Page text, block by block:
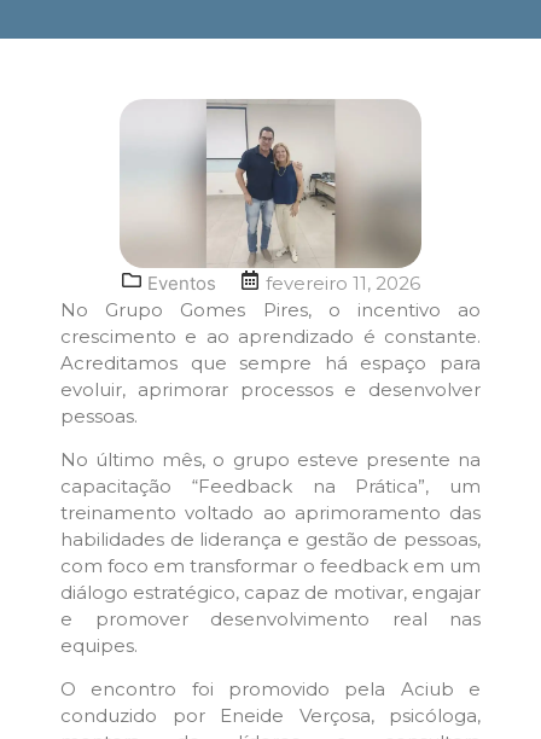
Eventos
fevereiro 11, 2026
No Grupo Gomes Pires, o incentivo ao
crescimento e ao aprendizado é constante.
Acreditamos que sempre há espaço para
evoluir, aprimorar processos e desenvolver
pessoas.
No último mês, o grupo esteve presente na
capacitação “Feedback na Prática”, um
treinamento voltado ao aprimoramento das
habilidades de liderança e gestão de pessoas,
com foco em transformar o feedback em um
diálogo estratégico, capaz de motivar, engajar
e promover desenvolvimento real nas
equipes.
O encontro foi promovido pela Aciub e
conduzido por Eneide Verçosa, psicóloga,